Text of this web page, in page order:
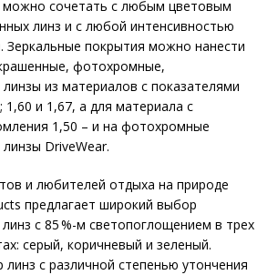
можно сочетать с любым цветовым
линз и с любой интенсивностью
Зеркальные покрытия можно нанести
фотохромные,
из материалов с показателями
1,60 и 1,67, а для материала с
1,50 – и на фотохромные
DriveWear.
и любителей отдыха на природе
предлагает широкий выбор
с 85 %-м светопоглощением в трех
серый, коричневый и зеленый.
с различной степенью утончения